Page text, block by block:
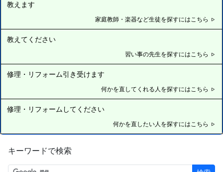
教えます
家庭教師・楽器など生徒を探すにはこちら
教えてください
習い事の先生を探すにはこちら
修理・リフォーム引き受けます
何かを直してくれる人を探すにはこちら
修理・リフォームしてください
何かを直したい人を探すにはこちら
キーワードで検索